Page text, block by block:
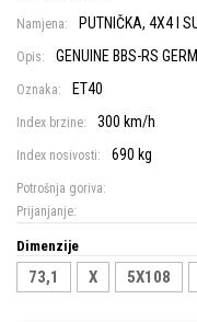
Namjena: PUTNIČKA, 4X4 I
Opis: GENUINE BBS-RS
Oznaka: ET40
Index brzine: 300 km/h
Index nosivosti: 690 kg
Potrošnja goriva:
Prijanjanje:
Dimenzije
73,1 X 5X108